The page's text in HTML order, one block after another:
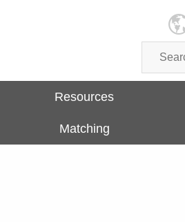
Resources
Matching